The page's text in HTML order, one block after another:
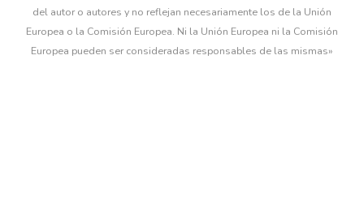
del autor o autores y no reflejan necesariamente los de la Unión
Europea o la Comisión Europea. Ni la Unión Europea ni la Comisión
Europea pueden ser consideradas responsables de las mismas»